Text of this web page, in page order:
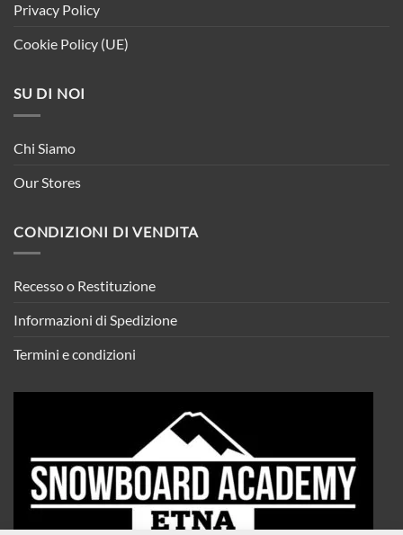
Privacy Policy
Cookie Policy (UE)
SU DI NOI
Chi Siamo
Our Stores
CONDIZIONI DI VENDITA
Recesso o Restituzione
Informazioni di Spedizione
Termini e condizioni